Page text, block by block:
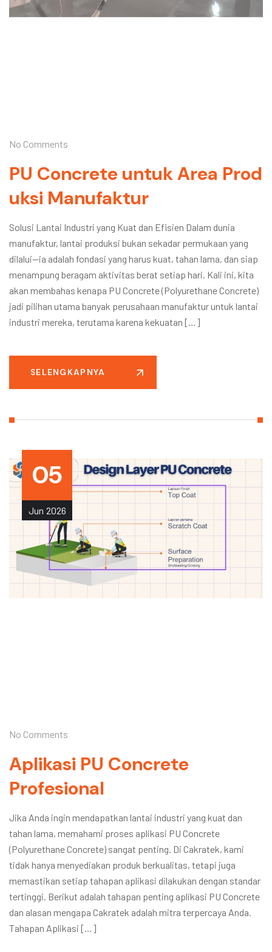
No Comments
PU Concrete untuk Area Prod
uksi Manufaktur
Solusi Lantai Industri yang Kuat dan Efisien Dalam dunia
manufaktur, lantai produksi bukan sekadar permukaan yang
dilalui—ia adalah fondasi yang harus kuat, tahan lama, dan siap
menampung beragam aktivitas berat setiap hari. Kali ini, kita
akan membahas kenapa PU Concrete (Polyurethane Concrete)
jadi pilihan utama banyak perusahaan manufaktur untuk lantai
industri mereka, terutama karena kekuatan […]
SELENGKAPNYA
05
Jun 2026
No Comments
Aplikasi PU Concrete
Profesional
Jika Anda ingin mendapatkan lantai industri yang kuat dan
tahan lama, memahami proses aplikasi PU Concrete
(Polyurethane Concrete) sangat penting. Di Cakratek, kami
tidak hanya menyediakan produk berkualitas, tetapi juga
memastikan setiap tahapan aplikasi dilakukan dengan standar
tertinggi. Berikut adalah tahapan penting aplikasi PU Concrete
dan alasan mengapa Cakratek adalah mitra terpercaya Anda.
Tahapan Aplikasi […]